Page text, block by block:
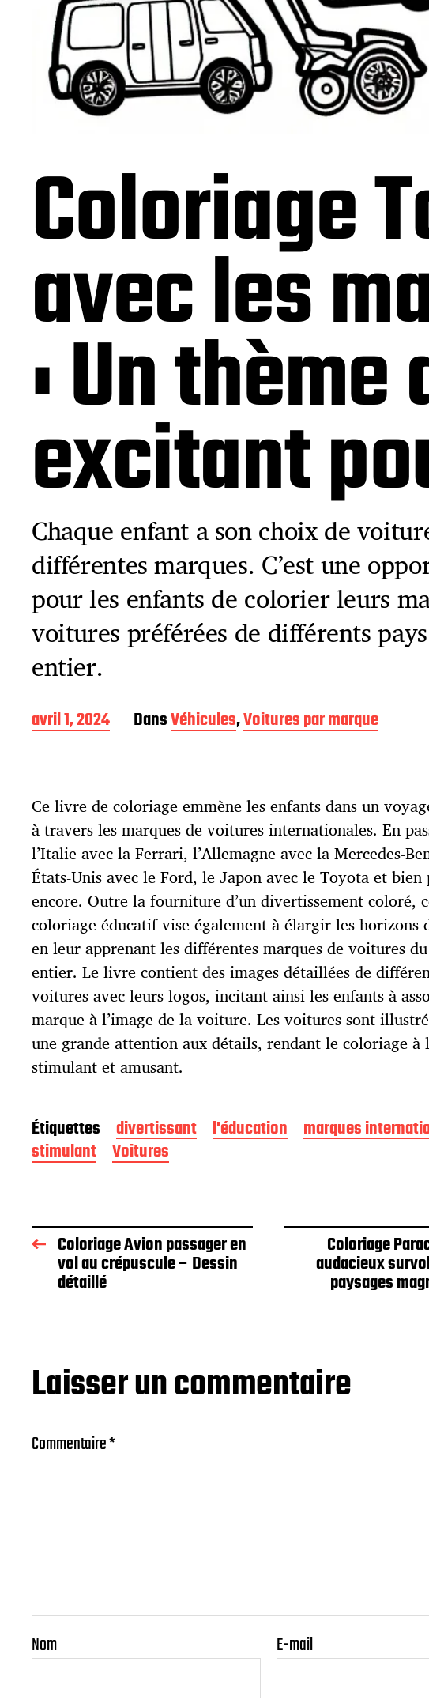
Coloriage
avec les
: Un
excitant
Chaque enfant a son choix de
différentes marques. C’est une
pour les enfants de colorier leurs
voitures préférées de différents
entier.
D
a
e
p
u
b
l
i
c
a
t
i
o
n
avril 1, 2024 DansVéhicules,Voitures par marque
Ce livre de coloriage emmène les enfants dans un
à travers les marques de voitures internationales. En
l’Italie avec la Ferrari, l’Allemagne avec la Mercedes-
États-Unis avec le Ford, le Japon avec le Toyota et bien
encore. Outre la fourniture d’un divertissement coloré,
coloriage éducatif vise également à élargir les horizons
en leur apprenant les différentes marques de voitures
entier. Le livre contient des images détaillées de
voitures avec leurs logos, incitant ainsi les enfants à
marque à l’image de la voiture. Les voitures sont
une grande attention aux détails, rendant le coloriage à
stimulant et amusant.
Étiquettes divertissant l'éducation
marques
stimulant Voitures
Coloriage Avion passager en
vol au crépuscule – Dessin
détaillé
Coloriage
audacieux
paysages
Laisser un commentaire
Commentaire*
Nom E-mail